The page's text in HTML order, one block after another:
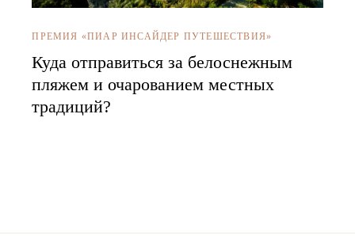
ПРЕМИЯ «ПИАР ИНСАЙДЕР ПУТЕШЕСТВИЯ»
Куда отправиться за белоснежным
пляжем и очарованием местных
традиций?